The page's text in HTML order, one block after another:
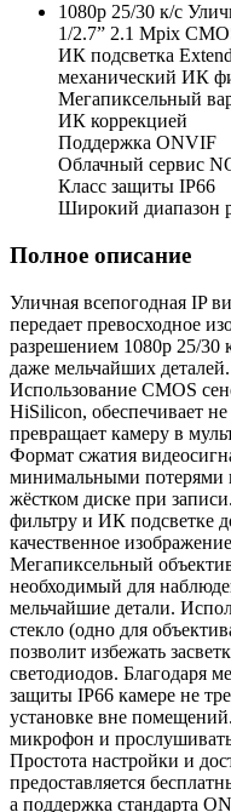
1080p 25/30 к/с
1/2.7” 2.1 Mpix
ИК подсветка
механический ИК
Мегапиксельный
ИК коррекцией
Поддержка ONVIF
Облачный сервис
Класс защиты IP66
Широкий диапазон
Полное описание
Уличная всепогодная IP
передает превосходное
разрешением 1080p 25/30
даже мельчайших деталей.
Использование CMOS
HiSilicon, обеспечивает
превращает камеру в
Формат сжатия
минимальными потерями
жёстком диске при
фильтру и ИК подсветке
качественное
Мегапиксельный
необходимый для
мельчайшие детали.
стекло (одно для
позволит избежать
светодиодов. Благодаря
защиты IP66 камере не
установке вне
микрофон и
Простота настройки и
предоставляется
а поддержка стандарта